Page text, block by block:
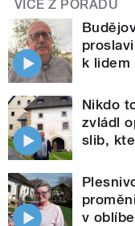
VÍCE Z POŘADU
k lidem
Nikdo
zvládl
slib,
v